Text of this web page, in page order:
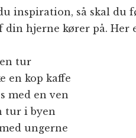
inspiration, så skal du
din hjerne kører på. Her
tur
en kop kaffe
med en ven
tur i byen
ungerne